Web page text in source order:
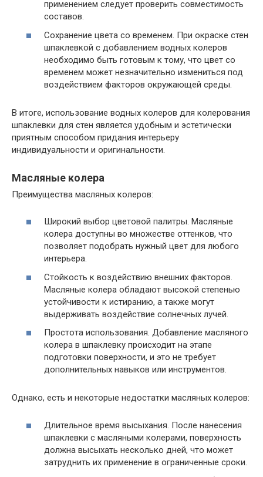
применением следует проверить совместимость
составов.
Сохранение цвета со временем. При окраске стен
шпаклевкой с добавлением водных колеров
необходимо быть готовым к тому, что цвет со
временем может незначительно измениться под
воздействием факторов окружающей среды.
В итоге, использование водных колеров для колерования
шпаклевки для стен является удобным и эстетически
приятным способом придания интерьеру
индивидуальности и оригинальности.
Масляные колера
Преимущества масляных колеров:
Широкий выбор цветовой палитры. Масляные
колера доступны во множестве оттенков, что
позволяет подобрать нужный цвет для любого
интерьера.
Стойкость к воздействию внешних факторов.
Масляные колера обладают высокой степенью
устойчивости к истиранию, а также могут
выдерживать воздействие солнечных лучей.
Простота использования. Добавление масляного
колера в шпаклевку происходит на этапе
подготовки поверхности, и это не требует
дополнительных навыков или инструментов.
Однако, есть и некоторые недостатки масляных колеров:
Длительное время высыхания. После нанесения
шпаклевки с масляными колерами, поверхность
должна высыхать несколько дней, что может
затруднить их применение в ограниченные сроки.